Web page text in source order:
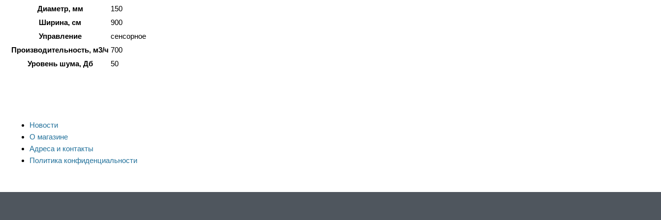
Диаметр, мм
150
Ширина, см
900
Управление
сенсорное
Производительность, м3/ч 700
Уровень шума, Дб
50
Новости
О магазине
Адреса и контакты
Политика конфиденциальности